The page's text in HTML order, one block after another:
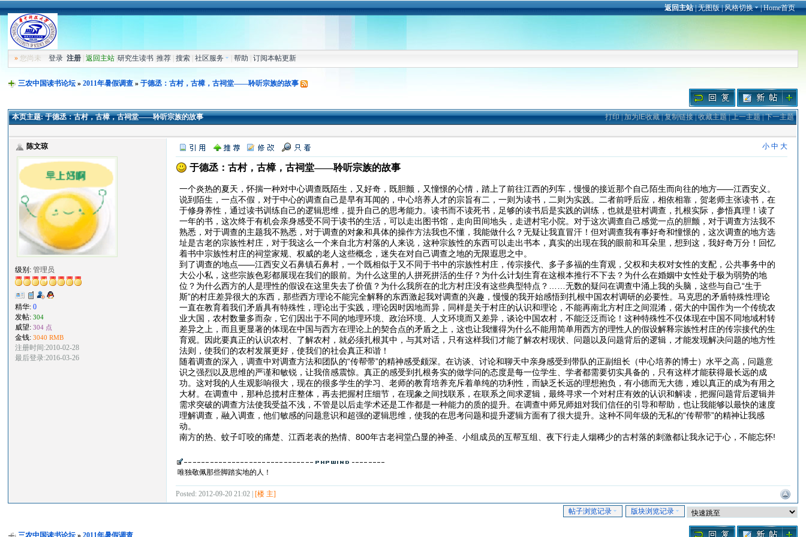
返回主站|无图版|风格切换 |Home首页
» 您尚未登录 注册 |返回主站 |研究生读书 |推荐 |搜索 |社区服务 |帮助 |订阅本帖更新
三农中国读书论坛»2011年暑假调查 »于德丞：古村，古樟，古祠堂——聆听宗族的故事
本页主题:于德丞：古村，古樟，古祠堂——聆听宗族的故事 打印|加为IE收藏|复制链接|收藏主题|上一主题|下一主题
陈文琼
级别:管理员
精华:0
发帖:304
威望:304 点
金钱:3040 RMB
注册时间:2010-02-28
最后登录:2016-03-26
小 中 大
于德丞：古村，古樟，古祠堂——聆听宗族的故事
一个炎热的夏天，怀揣一种对中心调查既陌生，又好奇，既胆颤，又憧憬的心情，踏上了前往江西的列车，慢慢的接近那个自己陌生而向往的地方——江西安义。
说到陌生，一点不假，对于中心的调查自己是早有耳闻的，中心培养人才的宗旨有二，一则为读书，二则为实践。二者前呼后应，相依相靠，贺老师主张读书，在
于修身养性，通过读书训练自己的逻辑思维，提升自己的思考能力。读书而不读死书，足够的读书后是实践的训练，也就是驻村调查，扎根实际，参悟真理！读了
一年的书，这次终于有机会亲身感受不同于读书的生活，可以走出图书馆，走向田间地头，走进村宅小院。对于这次调查自己感觉一点的胆颤，对于调查方法我不
熟悉，对于调查的主题我不熟悉，对于调查的对象和具体的操作方法我也不懂，我能做什么？无疑让我直冒汗！但对调查我有事好奇和憧憬的，这次调查的地方选
址是古老的宗族性村庄，对于我这么一个来自北方村落的人来说，这种宗族性的东西可以走出书本，真实的出现在我的眼前和耳朵里，想到这，我好奇万分！回忆
着书中宗族性村庄的祠堂家规、权威的老人这些概念，迷失在对自己调查之地的无限遐思之中。
到了调查的地点——江西安义石鼻镇石鼻村，一个既相似于又不同于书中的宗族性村庄，传宗接代、多子多福的生育观，父权和夫权对女性的支配，公共事务中的
大公小私，这些宗族色彩都展现在我们的眼前。为什么这里的人拼死拼活的生仔？为什么计划生育在这根本推行不下去？为什么在婚姻中女性处于极为弱势的地
位？为什么西方的人是理性的假设在这里失去了价值？为什么我所在的北方村庄没有这些典型特点？……无数的疑问在调查中涌上我的头脑，这些与自己“生于
斯”的村庄差异很大的东西，那些西方理论不能完全解释的东西激起我对调查的兴趣，慢慢的我开始感悟到扎根中国农村调研的必要性。马克思的矛盾特殊性理论
一直在教育着我们矛盾具有特殊性，理论出于实践，理论因时因地而异，同样是关于村庄的认识和理论，不能再南北方村庄之间混淆，偌大的中国作为一个传统农
业大国，农村数量多而杂，它们因出于不同的地理环境、政治环境、人文环境而又差异，谈论中国农村，不能泛泛而论！这种特殊性不仅体现在中国不同地域村转
差异之上，而且更显著的体现在中国与西方在理论上的契合点的矛盾之上，这也让我懂得为什么不能用简单用西方的理性人的假设解释宗族性村庄的传宗接代的生
育观。因此要真正的认识农村、了解农村，就必须扎根其中，与其对话，只有这样我们才能了解农村现状、问题以及问题背后的逻辑，才能发现解决问题的地方性
法则，使我们的农村发展更好，使我们的社会真正和谐！
随着调查的深入，调查中对调查方法和团队的“传帮带”的精神感受颇深。在访谈、讨论和聊天中亲身感受到带队的正副组长（中心培养的博士）水平之高，问题意
识之强烈以及思维的严谨和敏锐，让我倍感震惊。真正的感受到扎根务实的做学问的态度是每一位学生、学者都需要切实具备的，只有这样才能获得最长远的成
功。这对我的人生观影响很大，现在的很多学生的学习、老师的教育培养充斥着单纯的功利性，而缺乏长远的理想抱负，有小德而无大德，难以真正的成为有用之
大材。在调查中，那种总揽村庄整体，再去把握村庄细节，在现象之间找联系，在联系之间求逻辑，最终寻求一个对村庄有效的认识和解读，把握问题背后逻辑并
需求突破的调查方法使我受益不浅，不管是以后走学术还是工作都是一种能力的质的提升。在调查中师兄师姐对我们信任的引导和帮助，也让我能够以最快的速度
理解调查，融入调查，他们敏感的问题意识和超强的逻辑思维，使我的在思考问题和提升逻辑方面有了很大提升。这种不同年级的无私的“传帮带”的精神让我感
动。
南方的热、蚊子叮咬的痛楚、江西老表的热情、800年古老祠堂凸显的神圣、小组成员的互帮互组、夜下行走人烟稀少的古村落的刺激都让我永记于心，不能忘怀!
唯独敬佩那些脚踏实地的人！
Posted: 2012-09-20 21:02 |[楼 主]
帖子浏览记录 版块浏览记录
三农中国读书论坛 »2011年暑假调查